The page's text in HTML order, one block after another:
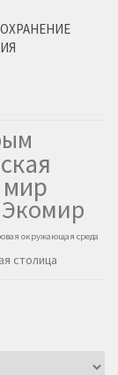
мир
Экомир
окружающая среда
столица